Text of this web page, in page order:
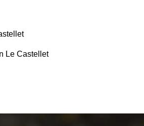
Le Castellet